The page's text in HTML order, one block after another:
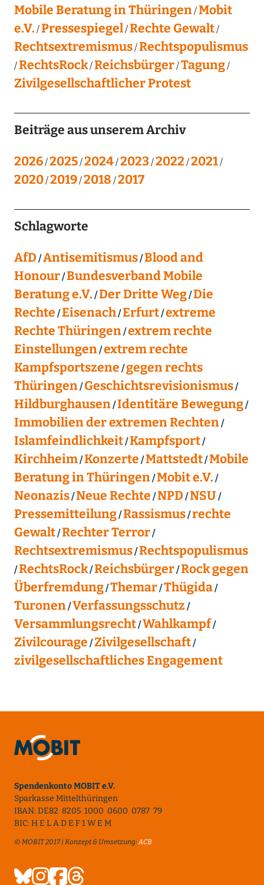
Mobile Beratung in Thüringen Mobit
e.V. Pressespiegel Rechte Gewalt
Rechtsextremismus Rechtspopulismus
RechtsRock Reichsbürger Tagung
Zivilgesellschaftlicher Protest
Beiträge aus unserem Archiv
2026 2025 2024 2023 2022 2021
2020 2019 2018 2017
Schlagworte
AfD Antisemitismus Blood and
Honour Bundesverband Mobile
Beratung e.V. Der Dritte Weg Die
Rechte Eisenach Erfurt extreme
Rechte Thüringen extrem rechte
Einstellungen extrem rechte
Kampfsportszene gegen rechts
Thüringen Geschichtsrevisionismus
Hildburghausen Identitäre Bewegung
Immobilien der extremen Rechten
Islamfeindlichkeit Kampfsport
Kirchheim Konzerte Mattstedt Mobile
Beratung in Thüringen Mobit e.V.
Neonazis Neue Rechte NPD NSU
Pressemitteilung Rassismus rechte
Gewalt Rechter Terror
Rechtsextremismus Rechtspopulismus
RechtsRock Reichsbürger Rock gegen
Überfremdung Themar Thügida
Turonen Verfassungsschutz
Versammlungsrecht Wahlkampf
Zivilcourage Zivilgesellschaft
zivilgesellschaftliches Engagement
Spendenkonto MOBIT e.V.
Sparkasse Mittelthüringen
IBAN: DE82 8205 1000 0600 0787 79
BIC: H E L A D E F 1 W E M
© MOBIT 2017 | Konzept & Umsetzung:ACB